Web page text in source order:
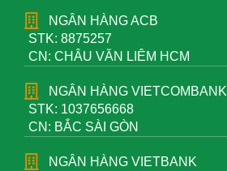
NGÂN HÀNG ACB
STK: 8875257
CN: CHÂU VĂN LIÊM HCM
NGÂN HÀNG VIETCOMBANK
STK: 1037656668
CN: BẮC SÀI GÒN
NGÂN HÀNG VIETBANK